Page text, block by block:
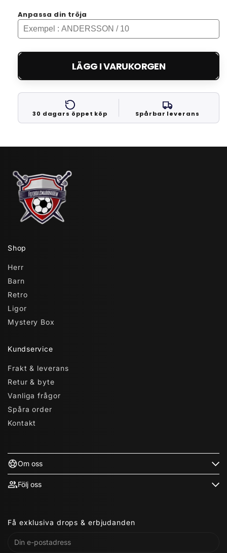
Anpassa din tröja
LÄGG I VARUKORGEN
30 dagars öppet köp Spårbar leverans
Shop
Herr
Barn
Retro
Ligor
Mystery Box
Kundservice
Frakt & leverans
Retur & byte
Vanliga frågor
Spåra order
Kontakt
Om oss
Följ oss
Få exklusiva drops & erbjudanden